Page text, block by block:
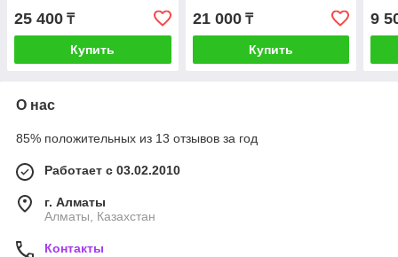
25 400 ₸
Купить
21 000₸
Купить
9
О нас
85% положительных из 13 отзывов за год
Работает с 03.02.2010
г. Алматы
Алматы, Казахстан
Контакты